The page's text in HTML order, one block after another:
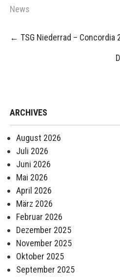
News
Post
← TSG Niederrad – Concordia
ARCHIVES
August 2026
Juli 2026
Juni 2026
Mai 2026
April 2026
März 2026
Februar 2026
Dezember 2025
November 2025
Oktober 2025
September 2025